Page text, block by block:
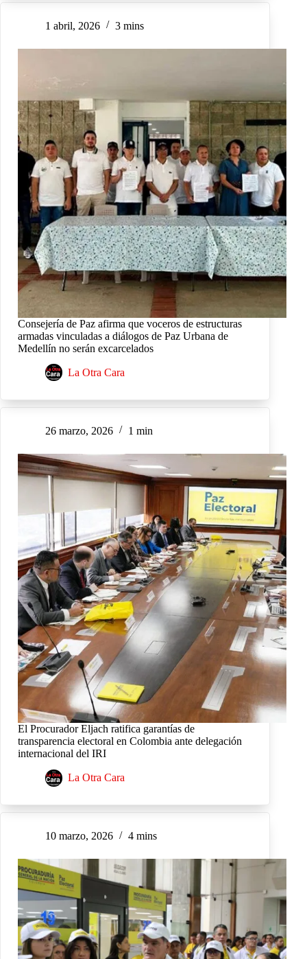
1 abril, 2026 3 mins
Consejería de Paz afirma que voceros de estructuras
armadas vinculadas a diálogos de Paz Urbana de
Medellín no serán excarcelados
La Otra Cara
26 marzo, 2026 1 min
El Procurador Eljach ratifica garantías de
transparencia electoral en Colombia ante delegación
internacional del IRI
La Otra Cara
10 marzo, 2026 4 mins